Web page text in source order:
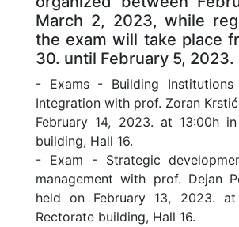
March 2, 2023, while
the exam will take place
30. until February 5, 2023.
- Exams - Building Institutions
Integration with prof. Zoran
February 14, 2023. at 13:00h
building, Hall 16.
- Exam - Strategic
management with prof. Dejan
held on February 13, 2023.
Rectorate building, Hall 16.